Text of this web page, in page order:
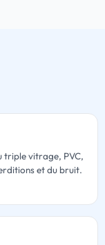
triple vitrage, PVC,
et du bruit.